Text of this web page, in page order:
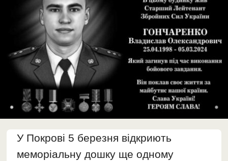
У Покрові 5 березня відкриють
меморіальну дошку ще одному